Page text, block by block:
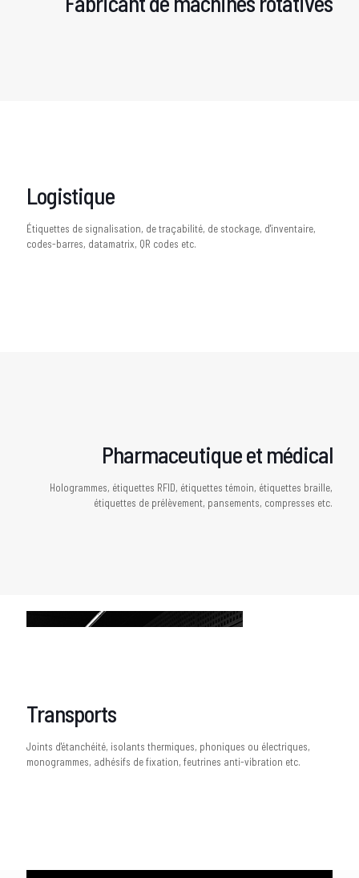
Logistique
Étiquettes de signalisation, de traçabilité, de stockage, d'inventaire,
codes-barres, datamatrix, QR codes etc.
Pharmaceutique et médical
Hologrammes, étiquettes RFID, étiquettes témoin, étiquettes braille,
étiquettes de prélèvement, pansements, compresses etc.
Transports
Joints d'étanchéité, isolants thermiques, phoniques ou électriques,
monogrammes, adhésifs de fixation, feutrines anti-vibration etc.